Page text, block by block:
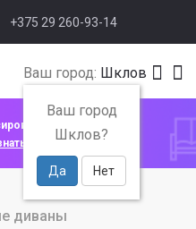
+375 29 260-93-14
Ваш город: Шклов
Ваш город
Шклов?
Да Нет
ставкой 4% от
подробнее
диваны